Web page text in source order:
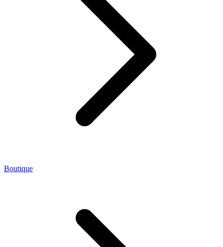
Boutique